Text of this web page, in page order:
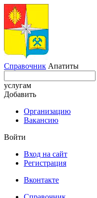
Справочник Апатиты
услугам
Добавить
Организацию
Вакансию
Войти
Вход на сайт
Регистрация
Вконтакте